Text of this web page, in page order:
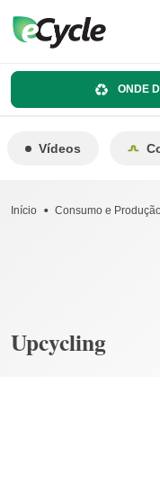
ONDE
Vídeos
Início Consumo e
Upcycling